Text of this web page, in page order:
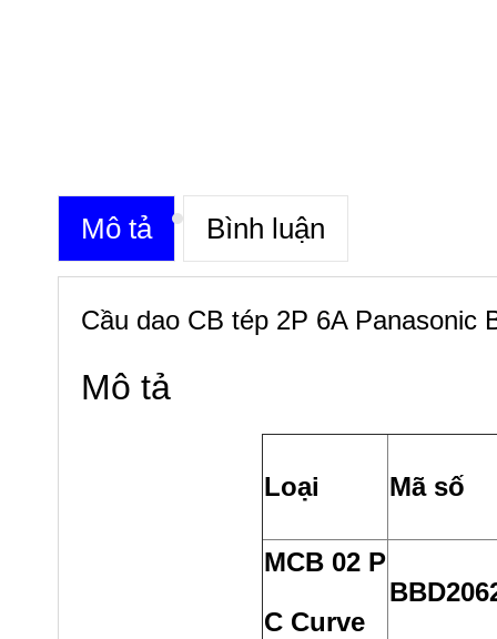
Mô tả Bình luận
Cầu dao CB tép 2P 6A Panasonic
Mô tả
Loại Mã số
MCB 02 P
C Curve